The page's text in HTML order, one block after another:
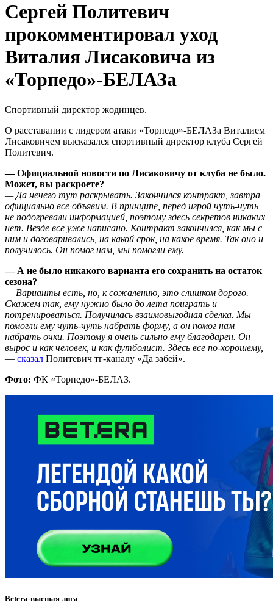
Сергей Политевич
прокомментировал уход
Виталия Лисаковича из
«Торпедо»-БЕЛАЗа
Спортивный директор жодинцев.
О расставании с лидером атаки «Торпедо»-БЕЛАЗа Виталием
Лисаковичем высказался спортивный директор клуба Сергей
Политевич.
— Официальной новости по Лисаковичу от клуба не было.
Может, вы раскроете?
— Да нечего тут раскрывать. Закончился контракт, завтра
официально все объявим. В принципе, перед игрой чуть-чуть
не подогревали информацией, поэтому здесь секретов никаких
нет. Везде все уже написано. Контракт закончился, как мы с
ним и договаривались, на какой срок, на какое время. Так оно и
получилось. Он помог нам, мы помогли ему.
— А не было никакого варианта его сохранить на остаток
сезона?
— Варианты есть, но, к сожалению, это слишком дорого.
Скажем так, ему нужно было до лета поиграть и
потренироваться. Получилась взаимовыгодная сделка. Мы
помогли ему чуть-чуть набрать форму, а он помог нам
набрать очки. Поэтому я очень сильно ему благодарен. Он
вырос и как человек, и как футболист. Здесь все по-хорошему,
— сказал Политевич тг-каналу «Да забей».
Фото: ФК «Торпедо»-БЕЛАЗ.
Betera-высшая лига